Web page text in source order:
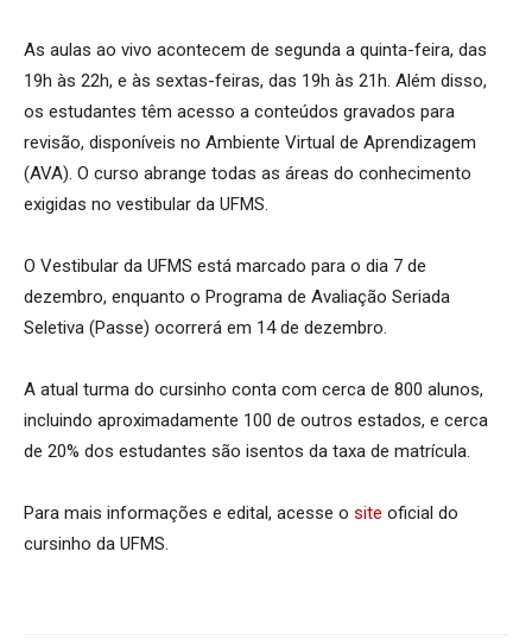
As aulas ao vivo acontecem de segunda a quinta-feira, das
19h às 22h, e às sextas-feiras, das 19h às 21h. Além disso,
os estudantes têm acesso a conteúdos gravados para
revisão, disponíveis no Ambiente Virtual de Aprendizagem
(AVA). O curso abrange todas as áreas do conhecimento
exigidas no vestibular da UFMS.
O Vestibular da UFMS está marcado para o dia 7 de
dezembro, enquanto o Programa de Avaliação Seriada
Seletiva (Passe) ocorrerá em 14 de dezembro.
A atual turma do cursinho conta com cerca de 800 alunos,
incluindo aproximadamente 100 de outros estados, e cerca
de 20% dos estudantes são isentos da taxa de matrícula.
Para mais informações e edital, acesse o site oficial do
cursinho da UFMS.